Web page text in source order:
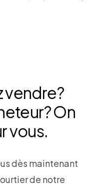
vendre?
On
vous.
dès maintenant
de notre